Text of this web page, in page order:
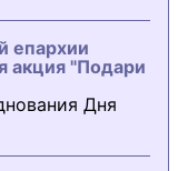
епархии
акция "Подари
Дня